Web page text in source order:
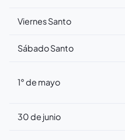
Viernes Santo
Sábado Santo
1° de mayo
30 de junio